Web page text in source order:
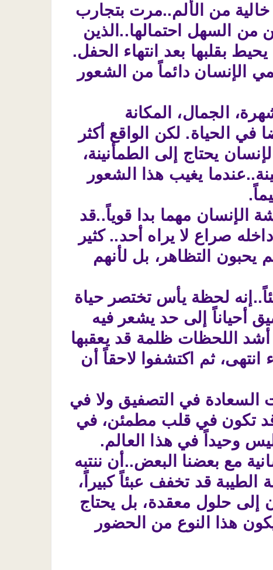
من الألم..مرت بتجارب
السهل احتمالها..الذين
بقلبها بعد انتهاء الحفل.
الإنسان دائماً من الشعور
الجمال، المكانة
الحياة. لكن الواقع أكثر
يحتاج إلى الطمأنينة،
يغيب هذا الشعور
الإنسان مهما بدا قوياً..قد
صراع لا يراه أحد.. كثير
التظاهر، بل لأنهم
لحظة يأس تختصر حياة
أحياناً إلى حد يشعر فيه
أشد اللحظات ظلمة قد يعقبها
ثم اكتشفوا لاحقاً أن
السعادة في التصفيق ولا في
تكون في قلب مطمئن، في
وحيداً في هذا العالم.
مع بعضنا البعض..أن ننتبه
الطيبة قد تخفف عبئاً كبيراً،
إلى حلول معقدة، بل يحتاج
هذا النوع من الحضور